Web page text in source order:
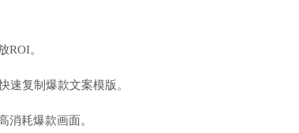
ROI。
速复制爆款文案模版。
消耗爆款画面。